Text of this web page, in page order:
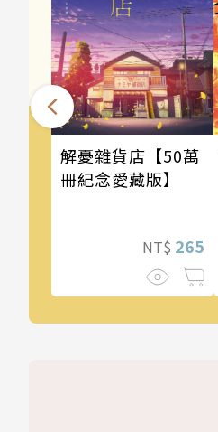
解憂雜貨店【50萬
冊紀念愛藏版】
NT$ 265